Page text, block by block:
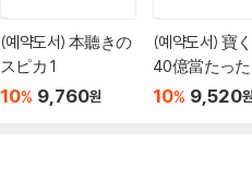
(예약도서) 本聽きの
スピカ 1
10% 9,760원
(예약도서) 寶
40億當たった
けど異世界に
10% 9,520원